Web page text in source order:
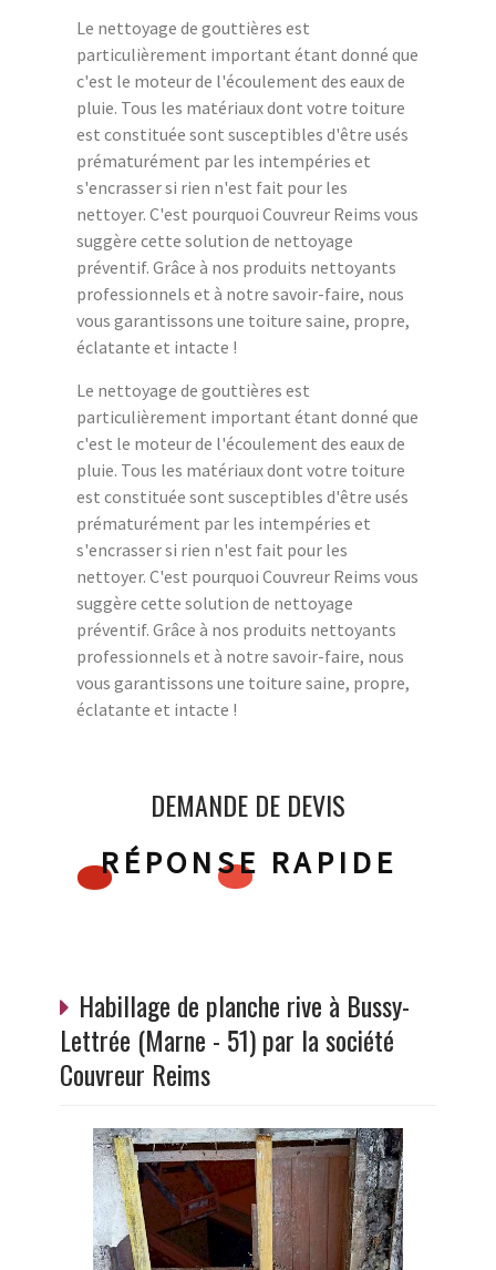
Le nettoyage de gouttières est
particulièrement important étant donné que
c'est le moteur de l'écoulement des eaux de
pluie. Tous les matériaux dont votre toiture
est constituée sont susceptibles d'être usés
prématurément par les intempéries et
s'encrasser si rien n'est fait pour les
nettoyer. C'est pourquoi Couvreur Reims vous
suggère cette solution de nettoyage
préventif. Grâce à nos produits nettoyants
professionnels et à notre savoir-faire, nous
vous garantissons une toiture saine, propre,
éclatante et intacte !
Le nettoyage de gouttières est
particulièrement important étant donné que
c'est le moteur de l'écoulement des eaux de
pluie. Tous les matériaux dont votre toiture
est constituée sont susceptibles d'être usés
prématurément par les intempéries et
s'encrasser si rien n'est fait pour les
nettoyer. C'est pourquoi Couvreur Reims vous
suggère cette solution de nettoyage
préventif. Grâce à nos produits nettoyants
professionnels et à notre savoir-faire, nous
vous garantissons une toiture saine, propre,
éclatante et intacte !
DEMANDE DE DEVIS
RÉPONSE RAPIDE
Habillage de planche rive à Bussy-
Lettrée (Marne - 51) par la société
Couvreur Reims